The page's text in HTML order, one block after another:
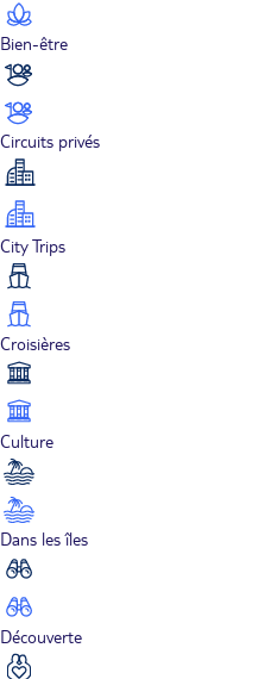
Bien-être
Circuits privés
City Trips
Croisières
Culture
Dans les îles
Découverte